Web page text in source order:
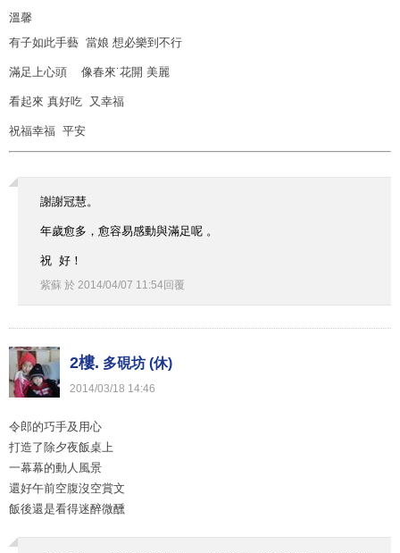
溫馨
有子如此手藝 當娘 想必樂到不行
滿足上心頭 像春來˙花開 美麗
看起來 真好吃 又幸福
祝福幸福 平安
謝謝冠慧。
年歲愈多，愈容易感動與滿足呢 。
祝 好！
紫蘇 於 2014/04/07 11 :54回覆
2樓. 多硯坊 (休)
2014/03/18 14:46
令郎的巧手及用心
打造了除夕夜飯桌上
一幕幕的動人風景
還好午前空腹沒空賞文
飯後還是看得迷醉微醺